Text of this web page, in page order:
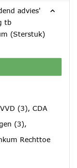
advies'
tb
(Sterstuk)
(3), CDA
(3),
Rechttoe